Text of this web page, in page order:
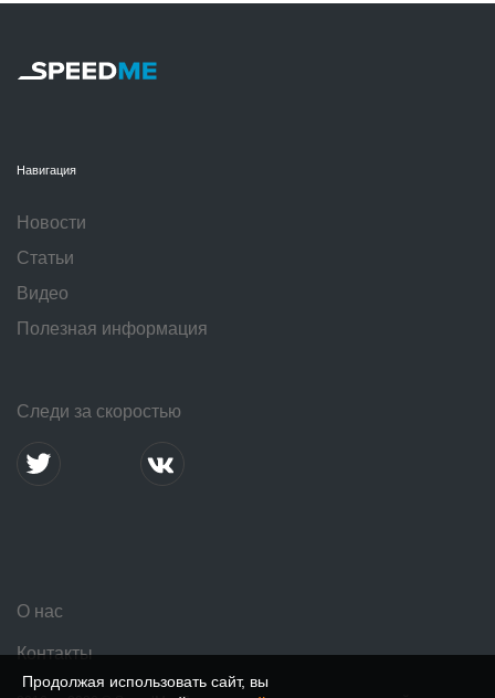
Продолжая использовать сайт, вы
Навигация
Новости
Статьи
Видео
Полезная информация
Следи за скоростью
О нас
Контакты